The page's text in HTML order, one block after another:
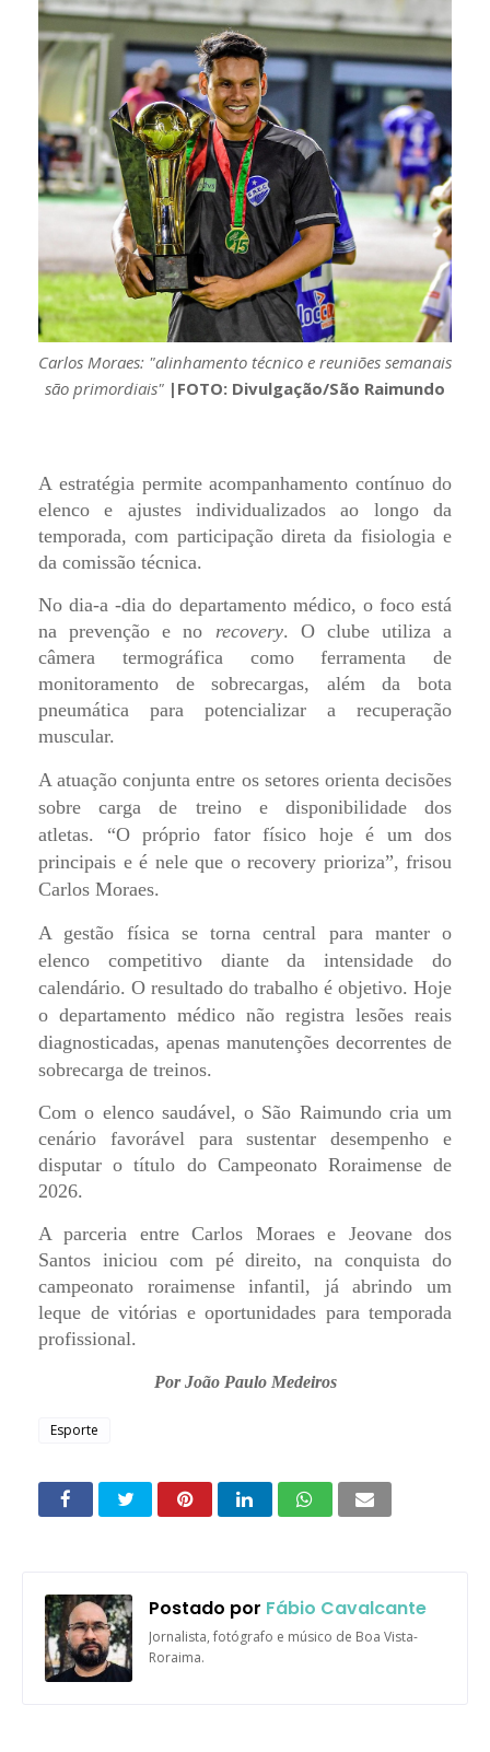
Carlos Moraes: "alinhamento técnico e reuniões semanais
são primordiais" |FOTO: Divulgação/São Raimundo
A estratégia permite acompanhamento contínuo do
elenco e ajustes individualizados ao longo da
temporada, com participação direta da fisiologia e
da comissão técnica.
No dia-a -dia do departamento médico, o foco está
na prevenção e no recovery. O clube utiliza a
câmera termográfica como ferramenta de
monitoramento de sobrecargas, além da bota
pneumática para potencializar a recuperação
muscular.
A atuação conjunta entre os setores orienta decisões
sobre carga de treino e disponibilidade dos
atletas. “O próprio fator físico hoje é um dos
principais e é nele que o recovery prioriza”, frisou
Carlos Moraes.
A gestão física se torna central para manter o
elenco competitivo diante da intensidade do
calendário. O resultado do trabalho é objetivo. Hoje
o departamento médico não registra lesões reais
diagnosticadas, apenas manutenções decorrentes de
sobrecarga de treinos.
Com o elenco saudável, o São Raimundo cria um
cenário favorável para sustentar desempenho e
disputar o título do Campeonato Roraimense de
2026.
A parceria entre Carlos Moraes e Jeovane dos
Santos iniciou com pé direito, na conquista do
campeonato roraimense infantil, já abrindo um
leque de vitórias e oportunidades para temporada
profissional.
Por João Paulo Medeiros
Esporte
Postado por Fábio Cavalcante
Jornalista, fotógrafo e músico de Boa Vista-
Roraima.